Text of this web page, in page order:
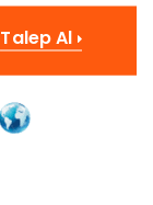
Talep Al